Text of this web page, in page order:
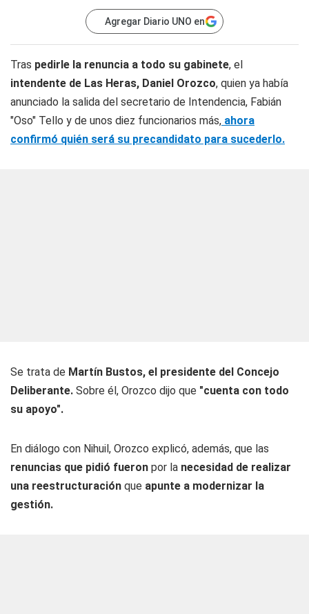
Agregar Diario UNO en
Tras pedirle la renuncia a todo su gabinete, el
intendente de Las Heras, Daniel Orozco, quien ya había
anunciado la salida del secretario de Intendencia, Fabián
"Oso" Tello y de unos diez funcionarios más, ahora
confirmó quién será su precandidato para sucederlo.
Se trata de Martín Bustos, el presidente del Concejo
Deliberante. Sobre él, Orozco dijo que "cuenta con todo
su apoyo".
En diálogo con Nihuil, Orozco explicó, además, que las
renuncias que pidió fueron por la necesidad de realizar
una reestructuración que apunte a modernizar la
gestión.